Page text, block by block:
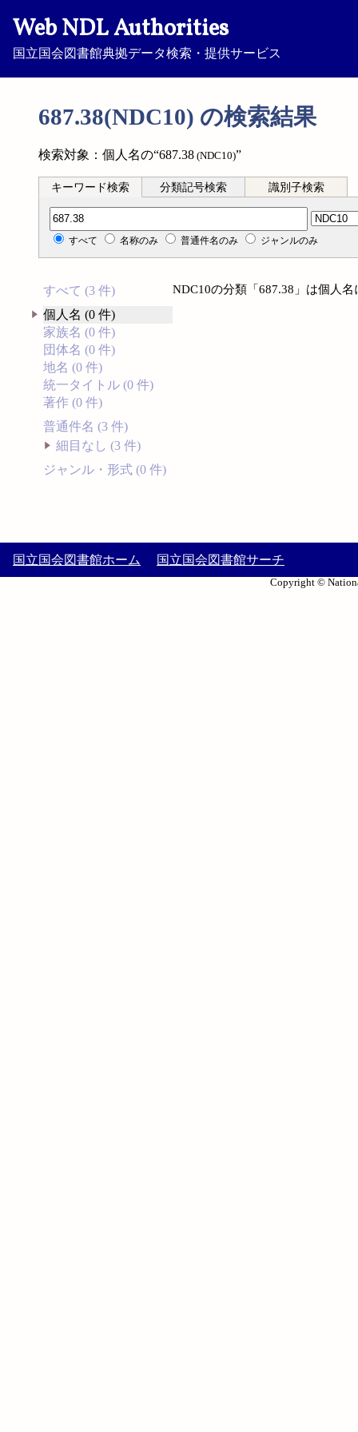
Web NDL Authorities
国立国会図書館典拠データ検索・提供サービス
687.38(NDC10) の検索結果
検索対象：個人名の“687.38 (NDC10)”
キーワード検索 分類記号検索 識別子検索
分類記号検索
すべて 名称のみ 普通件名のみ ジャンルのみ
すべて (3 件)
個人名 (0 件)
家族名 (0 件)
団体名 (0 件)
地名 (0 件)
統一タイトル (0 件)
著作 (0 件)
普通件名 (3 件)
細目なし (3 件)
ジャンル・形式 (0 件)
NDC10の分類「687.38」は個人
国立国会図書館ホーム 国立国会図書館サーチ
Copyright ©